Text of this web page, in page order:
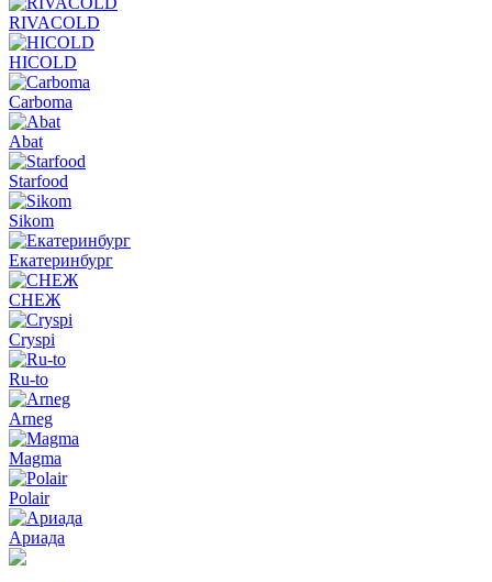
RIVACOLD
HICOLD
Carboma
Abat
Starfood
Sikom
Екатеринбург
СНЕЖ
Cryspi
Ru-to
Arneg
Magma
Polair
Ариада